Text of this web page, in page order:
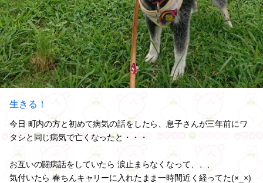
生きる！
今日 町内の方と初めて病気の話をしたら、息子さんが三年前にワ
タシと同じ病気で亡くなったと・・・
お互いの闘病話をしていたら 涙止まらなくなって、、、
気付いたら 春ちんキャリーに入れたまま一時間近く経ってた(×_×)